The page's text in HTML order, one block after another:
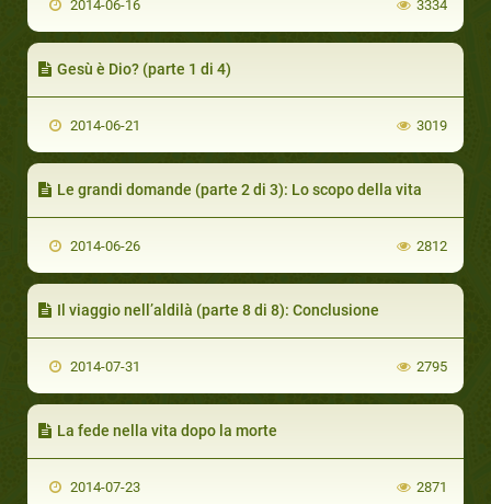
2014-06-16 3334
Gesù è Dio? (parte 1 di 4)
2014-06-21 3019
Le grandi domande (parte 2 di 3): Lo scopo della vita
2014-06-26 2812
Il viaggio nell’aldilà (parte 8 di 8): Conclusione
2014-07-31 2795
La fede nella vita dopo la morte
2014-07-23 2871